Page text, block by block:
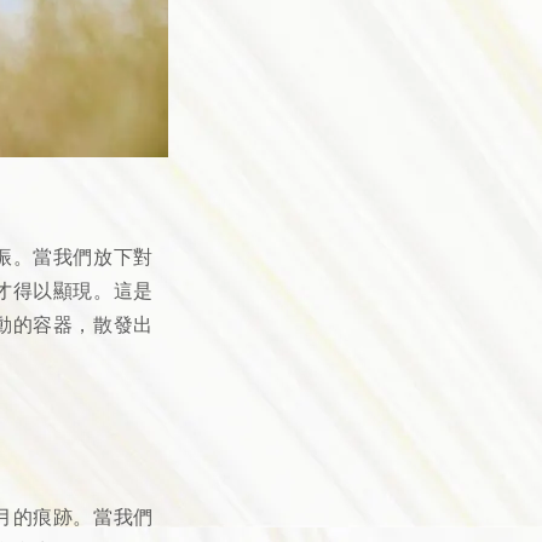
。當我們放下對
得以顯現。這是
的容器，散發出
的痕跡。當我們